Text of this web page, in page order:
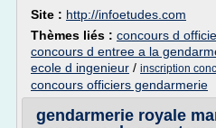
Site : http://infoetudes.com
Thèmes liés : concours d
concours d entree a la
ecole d ingenieur / inscription
concours officiers gendarmerie
gendarmerie royale